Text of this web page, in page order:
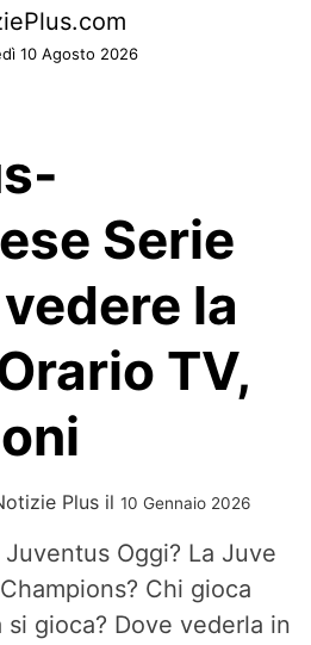
10 Agosto 2026
Serie
la
TV,
Plus il 10 Gennaio 2026
Oggi? La Juve
Chi gioca
gioca? Dove vederla in